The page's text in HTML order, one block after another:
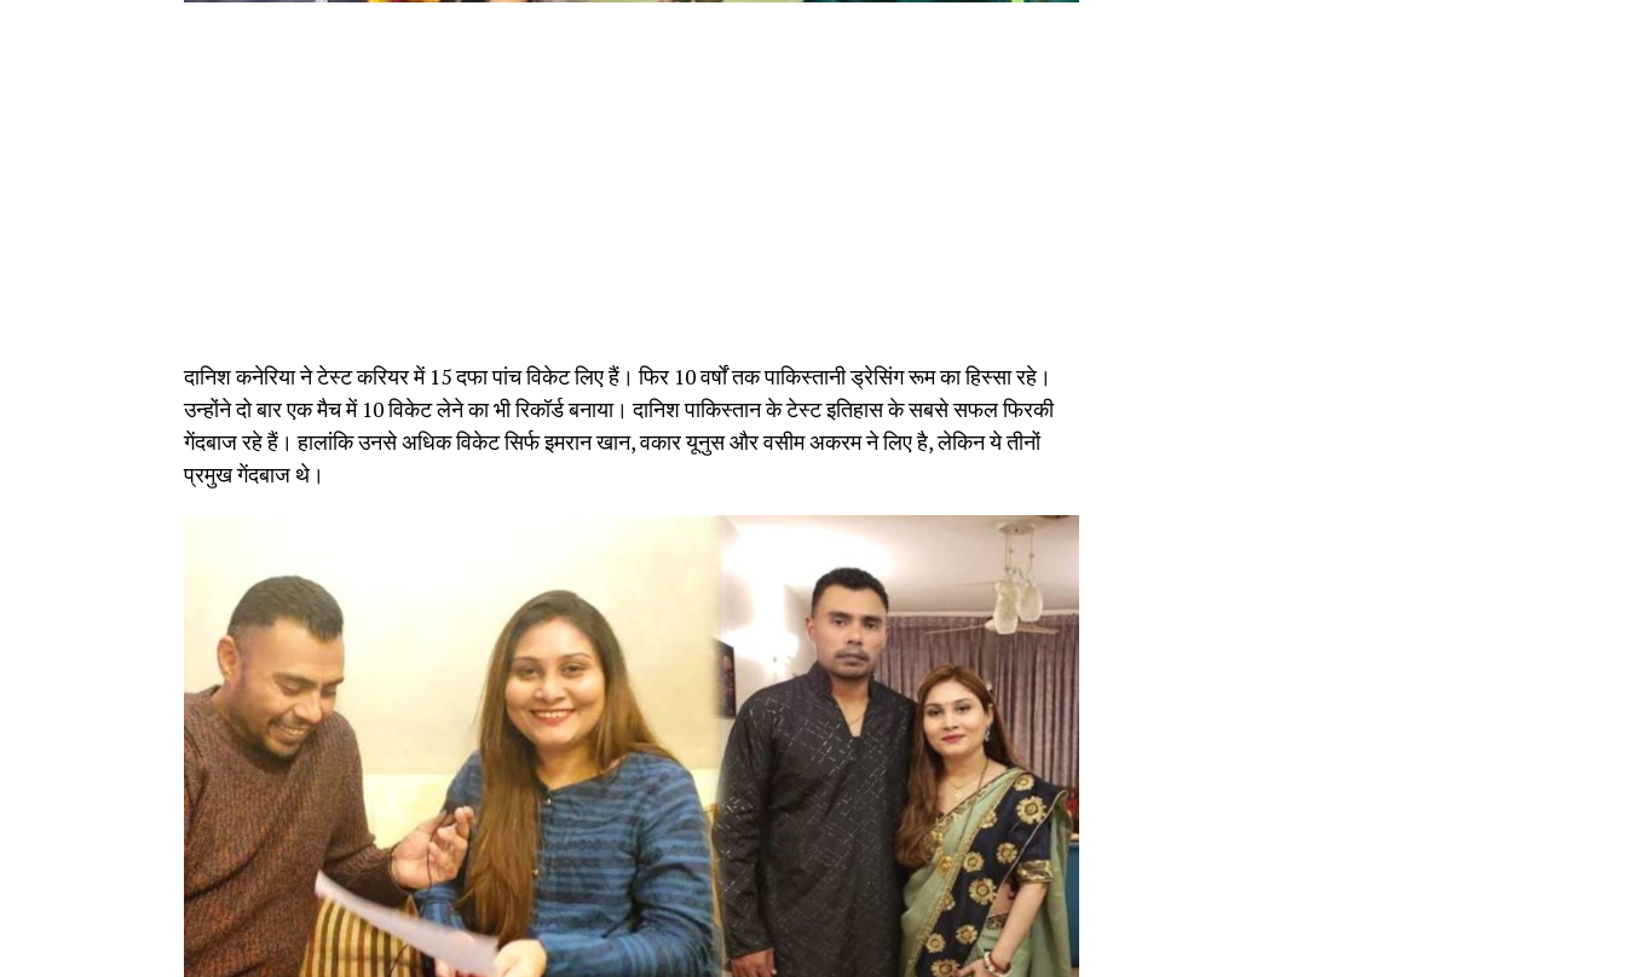
दानिश कनेरिया ने टेस्ट करियर में 15 दफा पांच विकेट लिए हैं। फिर 10 वर्षों तक पाकिस्तानी ड्रेसिंग रूम का हिस्सा रहे।
उन्होंने दो बार एक मैच में 10 विकेट लेने का भी रिकॉर्ड बनाया। दानिश पाकिस्तान के टेस्ट इतिहास के सबसे सफल फिरकी
गेंदबाज रहे हैं। हालांकि उनसे अधिक विकेट सिर्फ इमरान खान, वकार यूनुस और वसीम अकरम ने लिए है, लेकिन ये तीनों
प्रमुख गेंदबाज थे।